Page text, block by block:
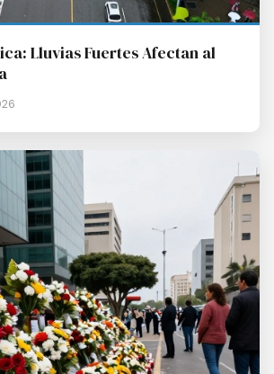
Lluvias Fuertes Afectan al